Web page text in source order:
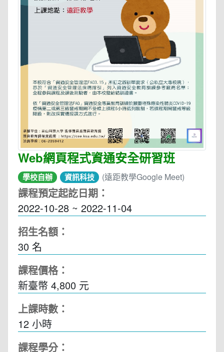
Web網頁程式資通安全研習班
學校自辦 資訊科技 (遠距教學Google Meet)
課程預定起訖日期：
2022-10-28 ~ 2022-11-04
招生名額：
30 名
課程價格：
新臺幣 4,800 元
上課時數：
12 小時
課程學分：